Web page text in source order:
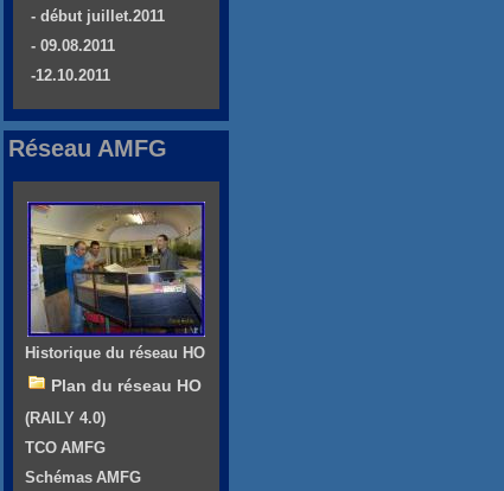
- début juillet.2011
- 09.08.2011
-12.10.2011
Réseau AMFG
Historique du réseau HO
Plan du réseau HO
(RAILY 4.0)
TCO AMFG
Schémas AMFG